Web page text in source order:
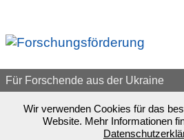
Für Forschende aus der Ukraine
Wir verwenden Cookies für das
Website. Mehr Informationen